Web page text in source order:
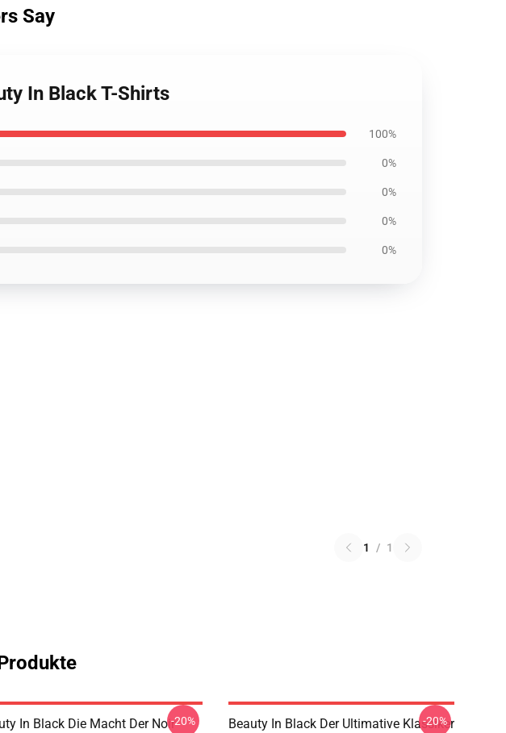
Say
In Black T-Shirts
100%
0%
0%
0%
0%
1 / 1
In Black Die Macht Der Noir-20%
Beauty In Black Der Ultimative Klassiker
-20%